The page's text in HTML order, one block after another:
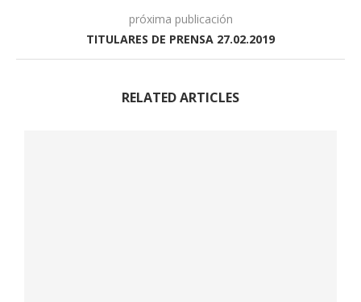
próxima publicación
TITULARES DE PRENSA 27.02.2019
RELATED ARTICLES